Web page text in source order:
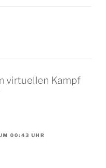
virtuellen Kampf
00:43 UHR